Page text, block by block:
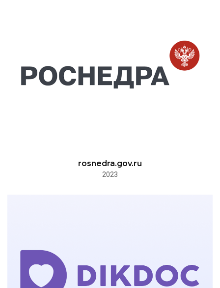
rosnedra.gov.ru
2023